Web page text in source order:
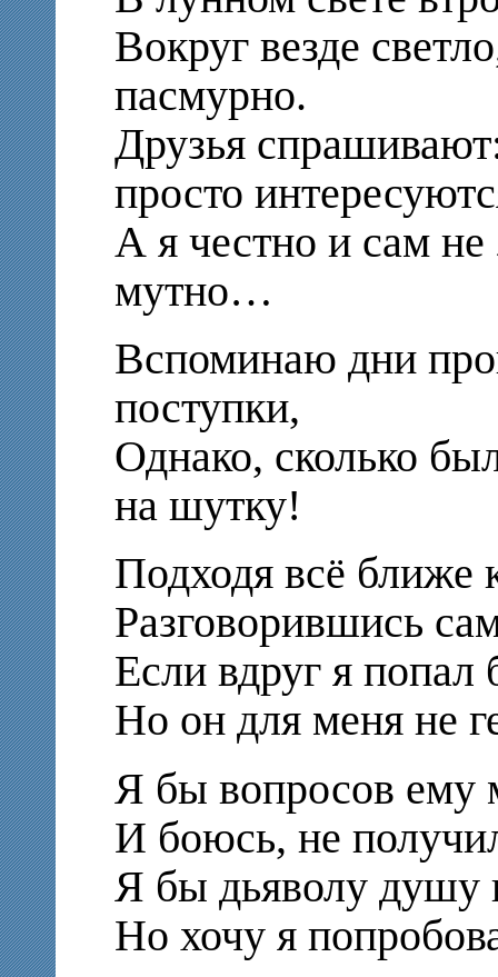
Вокруг везде
пасмурно.
Друзья
просто
А я честно и сам не
мутно…
Вспоминаю дни
поступки,
Однако, сколько
на шутку!
Подходя всё ближе
Разговорившись
Если вдруг я попал
Но он для меня не
Я бы вопросов ему
И боюсь, не
Я бы дьяволу душу
Но хочу я